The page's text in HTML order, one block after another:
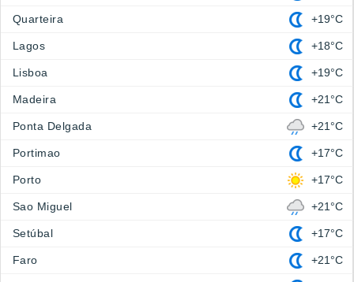
Quarteira +19°C
Lagos +18°C
Lisboa +19°C
Madeira +21°C
Ponta Delgada +21°C
Portimao +17°C
Porto +17°C
Sao Miguel +21°C
Setúbal +17°C
Faro +21°C